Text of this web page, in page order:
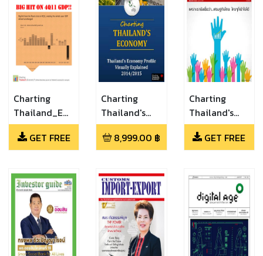
Charting
Thailand_ENG
(March 2012)
GET FREE
Charting
Thailand's
(Charting
Thailand’s
Economy
8,999.00 ฿
Charting
Thailand's
Special
(March 2014)
GET FREE